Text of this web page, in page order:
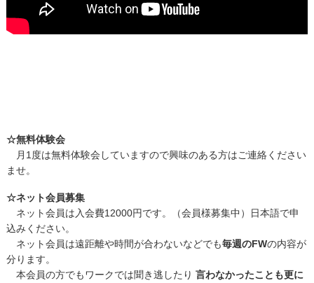
☆無料体験会
月1度は無料体験会していますので興味のある方はご連絡ください
ませ。
☆ネット会員募集
ネット会員は入会費12000円です。（会員様募集中）日本語で申
込みください。
ネット会員は遠距離や時間が合わないなどでも毎週のFWの内容が
分ります。
本会員の方でもワークでは聞き逃したり 言わなかったことも更に